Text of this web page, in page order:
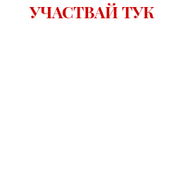
УЧАСТВАЙ ТУК